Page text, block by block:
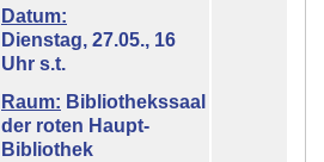
Datum:
Dienstag, 27.05., 16
Uhr s.t.
Raum: Bibliothekssaal
der roten Haupt-
Bibliothek